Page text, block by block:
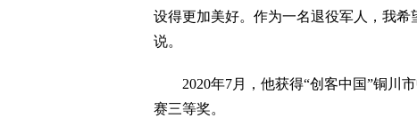
设得更加美好。作为一名退役军人，我
说。
2020年7月，他获得“创客中国”铜川市
赛三等奖。